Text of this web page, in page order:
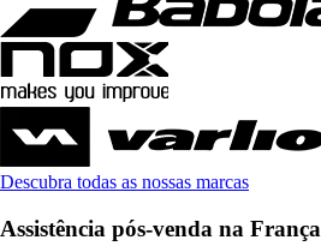
Descubra todas as nossas marcas
Assistência pós-venda na França